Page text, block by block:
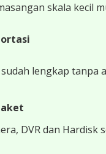
skala kecil
lengkap
DVR dan